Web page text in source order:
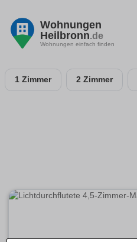
Wohnungen
Heilbronn.de
Wohnungen einfach finden
1 Zimmer 2 Zimmer